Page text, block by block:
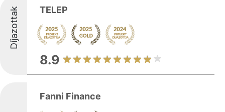
Díjazottak TELEP
8.9
Fanni Finance